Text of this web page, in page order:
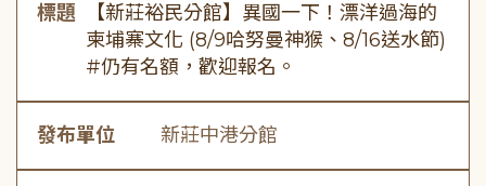
標題
【新莊裕民分館】異國一下！漂洋過海的
柬埔寨文化 (8/9哈努曼神猴、8/16送水節)
#仍有名額，歡迎報名。
發布單位 新莊中港分館